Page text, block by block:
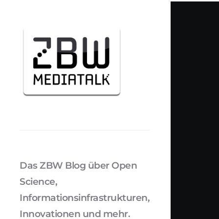
Das ZBW Blog über Open
Science,
Informationsinfrastrukturen,
Innovationen und mehr.